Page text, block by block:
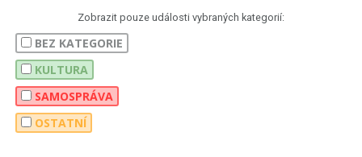
Zobrazit pouze události vybraných kategorií:
BEZ KATEGORIE
KULTURA
SAMOSPRÁVA
OSTATNÍ